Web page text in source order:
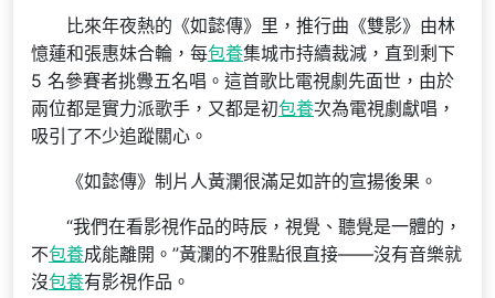
比來年夜熱的《如懿傳》里，推行曲《雙影》由林
憶蓮和張惠妹合輪，每包養集城市持續裁減，直到剩下
5 名參賽者挑釁五名唱。這首歌比電視劇先面世，由於
兩位都是實力派歌手，又都是初包養次為電視劇獻唱，
吸引了不少追蹤關心。
《如懿傳》制片人黃瀾很滿足如許的宣揚後果。
“我們在看影視作品的時辰，視覺、聽覺是一體的，
不包養成能離開。”黃瀾的不雅點很直接——沒有音樂就
沒包養有影視作品。